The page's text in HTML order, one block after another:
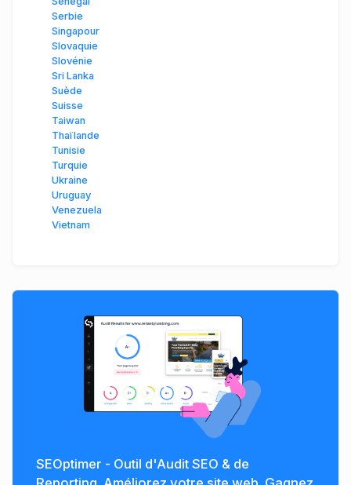
Serbie
Singapour
Slovaquie
Slovénie
Sri Lanka
Suède
Suisse
Taiwan
Thaïlande
Tunisie
Turquie
Ukraine
Uruguay
Venezuela
Vietnam
SEOptimer - Outil d'Audit SEO & de